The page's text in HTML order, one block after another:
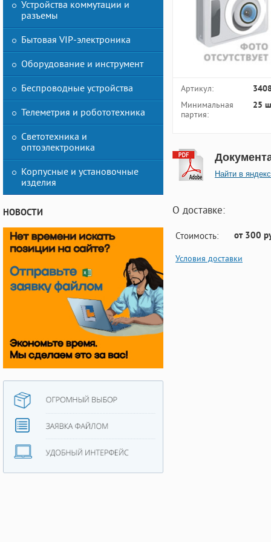
Устройства коммутации и
разъемы
Бытовая VIP-электроника
Оборудование и инструмент
Беспроводные устройства
Телеметрия и робототехника
Светотехника и
оптоэлектроника
Корпусные и установочные
изделия
НОВОСТИ
Артикул:
Минимальная
партия:
25
Найти в яндекс
О доставке:
Стоимость: от 300
Условия доставки